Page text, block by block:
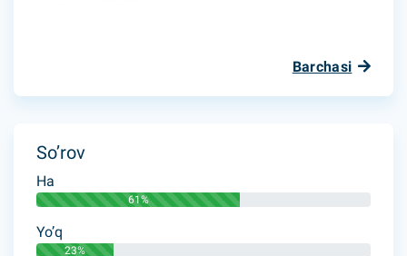
Barchasi
So’rov
Ha
61%
Yo’q
23%